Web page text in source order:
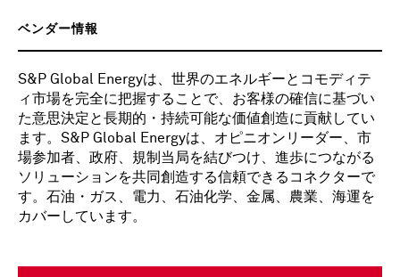
ベンダー情報
S&P Global Energyは、世界のエネルギーとコモディテ
ィ市場を完全に把握することで、お客様の確信に基づい
た意思決定と長期的・持続可能な価値創造に貢献してい
ます。S&P Global Energyは、オピニオンリーダー、市
場参加者、政府、規制当局を結びつけ、進歩につながる
ソリューションを共同創造する信頼できるコネクターで
す。石油・ガス、電力、石油化学、金属、農業、海運を
カバーしています。